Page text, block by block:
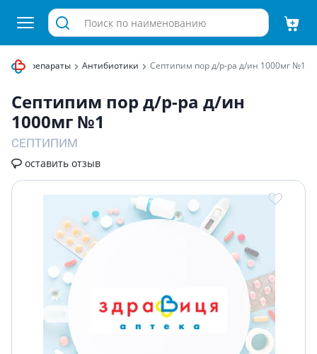
препараты Антибиотики Септипим пор д/р-ра д/ин 1000мг №1
Септипим пор д/р-ра д/ин
1000мг №1
СЕПТИПИМ
оставить отзыв